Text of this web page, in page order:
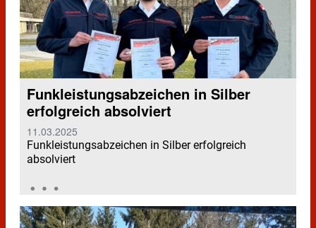
Funkleistungsabzeichen in Silber
erfolgreich absolviert
11.03.2025
Funkleistungsabzeichen in Silber erfolgreich
absolviert